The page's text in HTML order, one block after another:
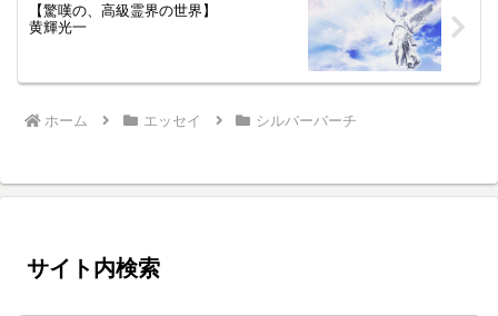
【驚嘆の、高級霊界の世界】
黄輝光一
ホーム エッセイ シルバーバーチ
サイト内検索